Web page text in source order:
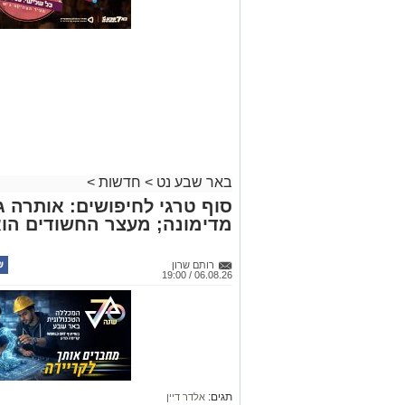
באר שבע נט > חדשות >
סוף טרגי לחיפושים: אותרה
מדימונה; מעצר החשודים
רותם שרון
06.08.26 / 19:00
תגים: אלדר דיין